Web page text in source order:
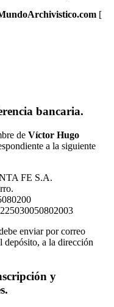
[
bancaria.
de Víctor Hugo
a la siguiente
FE S.A.
enviar por correo
depósito, a la dirección
y